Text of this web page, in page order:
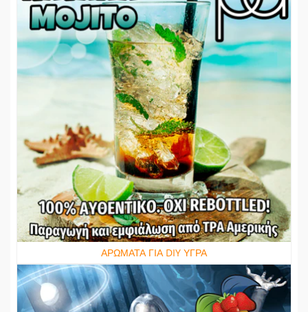
ΑΡΩΜΑΤΑ ΓΙΑ DIY ΥΓΡΑ